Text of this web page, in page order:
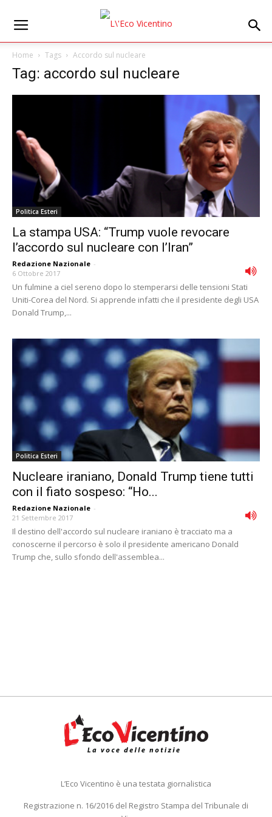
Home Tags Accordo sul nucleare
Tag: accordo sul nucleare
Politica Esteri
La stampa USA: “Trump vuole revocare
l’accordo sul nucleare con l’Iran”
Redazione Nazionale -
6 Ottobre 2017
Un fulmine a ciel sereno dopo lo stemperarsi delle tensioni Stati
Uniti-Corea del Nord. Si apprende infatti che il presidente degli USA
Donald Trump,...
Politica Esteri
Nucleare iraniano, Donald Trump tiene tutti
con il fiato sospeso: “Ho...
Redazione Nazionale -
21 Settembre 2017
Il destino dell'accordo sul nucleare iraniano è tracciato ma a
conoscerne il percorso è solo il presidente americano Donald
Trump che, sullo sfondo dell'assemblea...
L’Eco Vicentino è una testata giornalistica
Registrazione n. 16/2016 del Registro Stampa del Tribunale di